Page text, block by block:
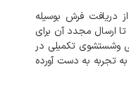
دریافت فرش بوسیله
ارسال مجدد آن برای
وشستشوی تکمیلی در
تجربه به دست آورده